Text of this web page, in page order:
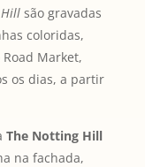
são gravadas
coloridas,
Market,
os dias, a partir
The Notting Hill
na fachada,